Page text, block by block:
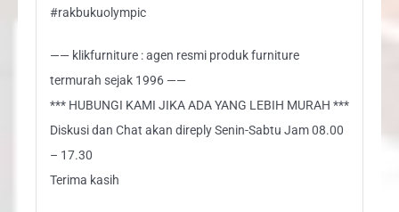
#rakbukuolympic
—— klikfurniture : agen resmi produk furniture
termurah sejak 1996 ——
*** HUBUNGI KAMI JIKA ADA YANG LEBIH MURAH ***
Diskusi dan Chat akan direply Senin-Sabtu Jam 08.00
– 17.30
Terima kasih